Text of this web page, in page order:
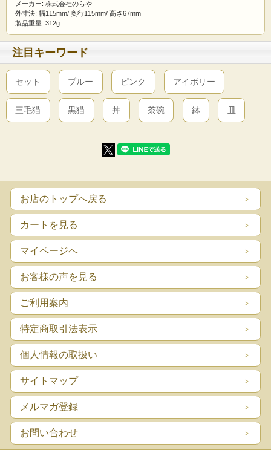
メーカー: 株式会社のらや
外寸法: 幅115mm/ 奥行115mm/ 高さ67mm
製品重量: 312g
注目キーワード
セット ブルー ピンク アイボリー
三毛猫 黒猫 丼 茶碗 鉢 皿
お店のトップへ戻る
カートを見る
マイページへ
お客様の声を見る
ご利用案内
特定商取引法表示
個人情報の取扱い
サイトマップ
メルマガ登録
お問い合わせ